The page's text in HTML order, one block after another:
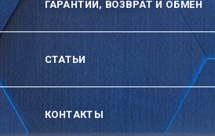
ГАРАНТИИ, ВОЗВРАТ И ОБМЕН
СТАТЬИ
КОНТАКТЫ